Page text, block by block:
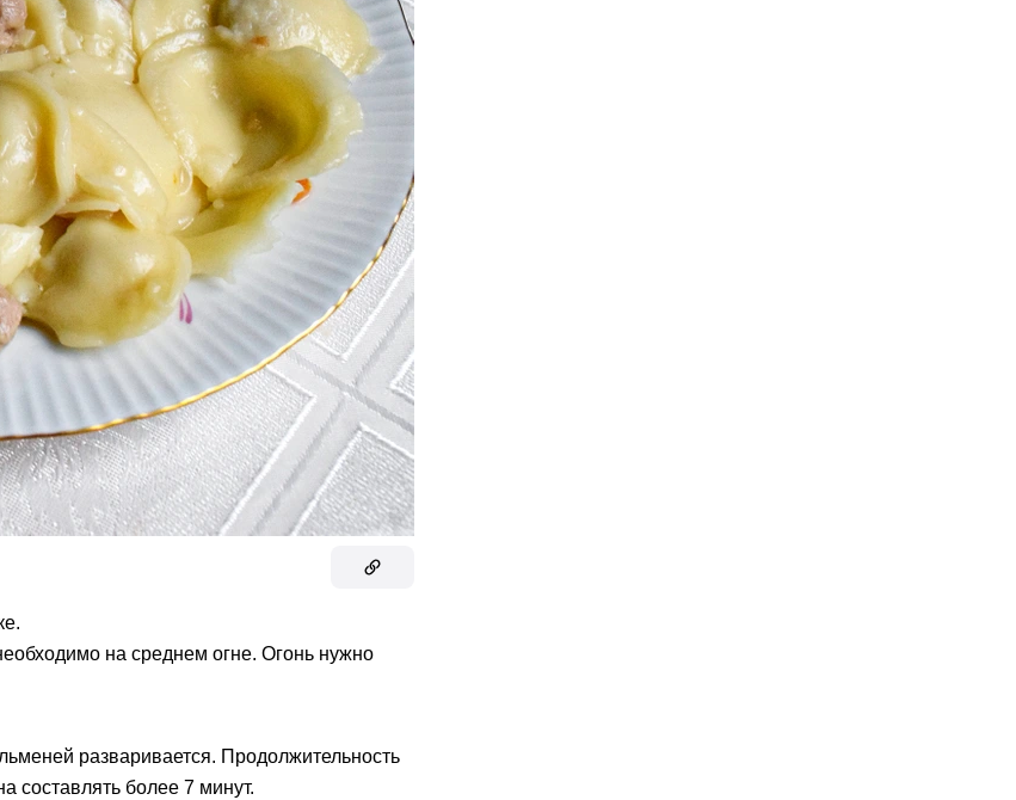
на среднем огне. Огонь нужно
разваривается. Продолжительность
составлять более 7 минут.